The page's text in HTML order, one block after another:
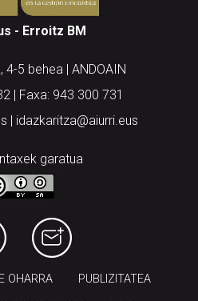
- Erroitz BM
4-5 behea | ANDOAIN
| Faxa: 943 300 731
| idazkaritza@aiurri.eus
garatua
OHARRA PUBLIZITATEA